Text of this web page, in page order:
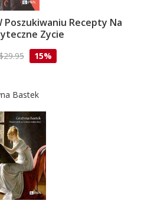
Poszukiwaniu Recepty Na
Zycie
15%
Bastek